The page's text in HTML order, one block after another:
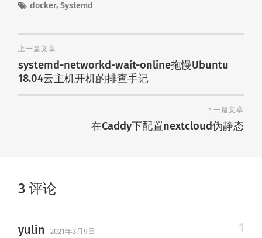
docker,Systemd
上一篇文章
systemd-networkd-wait-online拖慢Ubuntu
18.04云主机开机的排查手记
下一篇文章
在Caddy下配置nextcloud伪静态
3 评论
yulin 2021年3月9日